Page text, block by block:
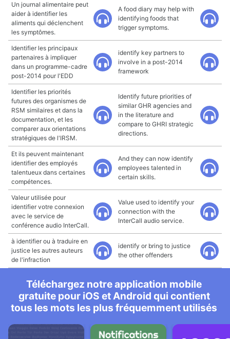
Un journal alimentaire peut
aider à identifier les
aliments qui déclenchent
les symptômes.
A food diary may help with
identifying foods that
trigger symptoms.
Identifier les principaux
partenaires à impliquer
dans un programme-cadre
post-2014 pour l'EDD
identify key partners to
involve in a post-2014
framework
Identifier les priorités
futures des organismes de
RSM similaires et dans la
documentation, et les
comparer aux orientations
stratégiques de l'IRSM.
Identify future priorities of
similar GHR agencies and
in the literature and
compare to GHRI strategic
directions.
Et ils peuvent maintenant
identifier des employés
talentueux dans certaines
compétences.
And they can now identify
employees talented in
certain skills.
Valeur utilisée pour
identifier votre connexion
avec le service de
conférence audio InterCall.
Value used to identify your
connection with the
InterCall audio service.
à identifier ou à traduire en
justice les autres auteurs
de l'infraction
identify or bring to justice
the other offenders
Téléchargez notre application mobile
gratuite pour iOS et Android qui contient
tous les mots les plus fréquemment utilisés